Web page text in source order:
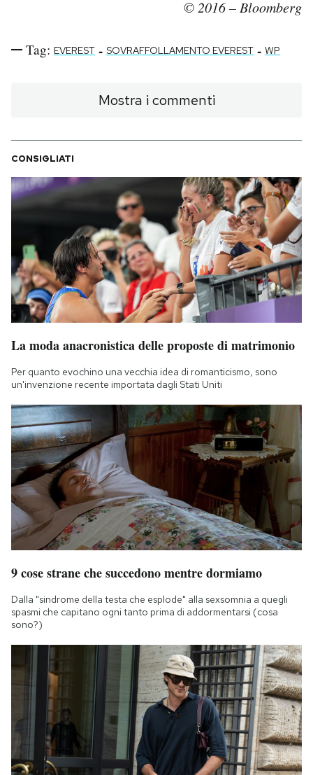
© 2016 – Bloomberg
Tag: EVEREST - SOVRAFFOLLAMENTO EVEREST - WP
Mostra i commenti
CONSIGLIATI
La moda anacronistica delle proposte di matrimonio
Per quanto evochino una vecchia idea di romanticismo, sono
un'invenzione recente importata dagli Stati Uniti
9 cose strane che succedono mentre dormiamo
Dalla "sindrome della testa che esplode" alla sexsomnia a quegli
spasmi che capitano ogni tanto prima di addormentarsi (cosa
sono?)